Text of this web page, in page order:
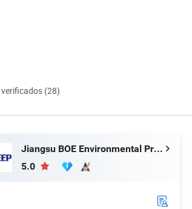
(28)
Jiangsu BOE Environmental Protection Technology Co., Ltd.
5.0